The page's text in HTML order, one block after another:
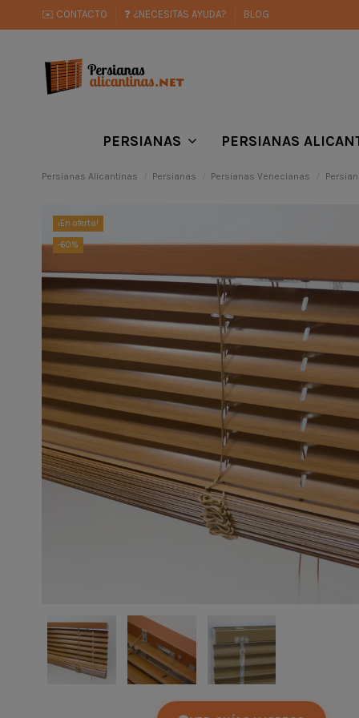
✉️ CONTACTO ❓ ¿NECESITAS AYUDA? BLOG
PERSIANAS PERSIANAS
Persianas Alicantinas Persianas Persianas Venecianas
¡En oferta!
-60%